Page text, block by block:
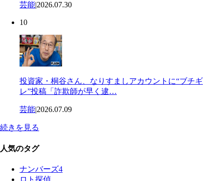
芸能|2026.07.30
10
投資家・桐谷さん、なりすましアカウントに“ブチギ
レ”投稿「詐欺師が早く逮…
芸能|2026.07.09
続きを見る
人気のタグ
ナンバーズ4
ロト探偵